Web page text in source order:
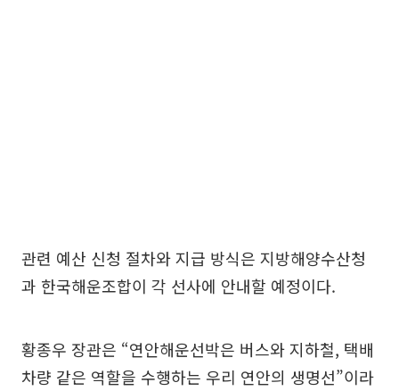
관련 예산 신청 절차와 지급 방식은 지방해양수산청
과 한국해운조합이 각 선사에 안내할 예정이다.
황종우 장관은 “연안해운선박은 버스와 지하철, 택배
차량 같은 역할을 수행하는 우리 연안의 생명선”이라